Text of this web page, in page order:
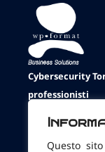
Questo
Cybersecurity
professionisti
Torino , si occupa
sistemistica,